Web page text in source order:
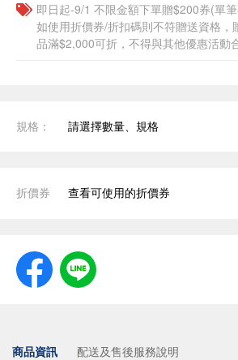
即日起-9/1 不限金額下單贈$200券(單
如使用折價券/折扣碼則不符贈送資格，
品滿$2,000可折，不得與其他優惠活動
規格： 請選擇數量、規格
折價券 查看可使用的折價券
商品資訊 配送及售後服務說明